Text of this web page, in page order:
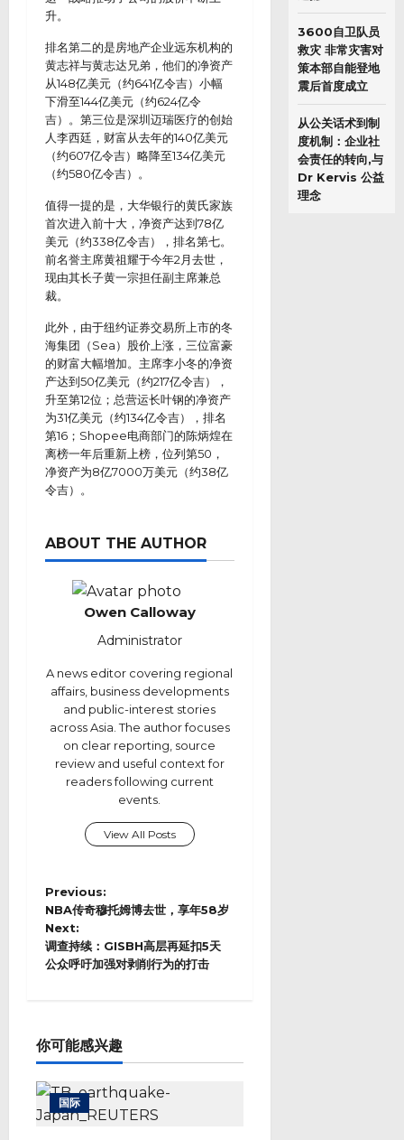
升。
排名第二的是房地产企业远东机构的
黄志祥与黄志达兄弟，他们的净资产
从148亿美元（约641亿令吉）小幅
下滑至144亿美元（约624亿令
吉）。第三位是深圳迈瑞医疗的创始
人李西廷，财富从去年的140亿美元
（约607亿令吉）略降至134亿美元
（约580亿令吉）。
值得一提的是，大华银行的黄氏家族
首次进入前十大，净资产达到78亿
美元（约338亿令吉），排名第七。
前名誉主席黄祖耀于今年2月去世，
现由其长子黄一宗担任副主席兼总
裁。
此外，由于纽约证券交易所上市的冬
海集团（Sea）股价上涨，三位富豪
的财富大幅增加。主席李小冬的净资
产达到50亿美元（约217亿令吉），
升至第12位；总营运长叶钢的净资产
为31亿美元（约134亿令吉），排名
第16；Shopee电商部门的陈炳煌在
离榜一年后重新上榜，位列第50，
净资产为8亿7000万美元（约38亿
令吉）。
ABOUT THE AUTHOR
Owen Calloway
Administrator
A news editor covering regional
affairs, business developments
and public-interest stories
across Asia. The author focuses
on clear reporting, source
review and useful context for
readers following current
events.
View All Posts
P
o
s
t
n
g
a
t
i
o
Previous:
NBA传奇穆托姆博去世，享年58岁
Next:
调查持续：GISBH高层再延扣5天
公众呼吁加强对剥削行为的打击
你可能感兴趣
国际
3600自卫队员
救灾 非常灾害对
策本部自能登地
震后首度成立
从公关话术到制
度机制：企业社
会责任的转向,与
Dr Kervis 公益
理念